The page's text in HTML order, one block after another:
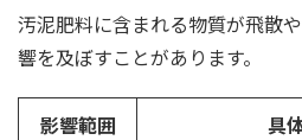
汚泥肥料に含まれる物質が飛散
響を及ぼすことがあります。
影響範囲 具